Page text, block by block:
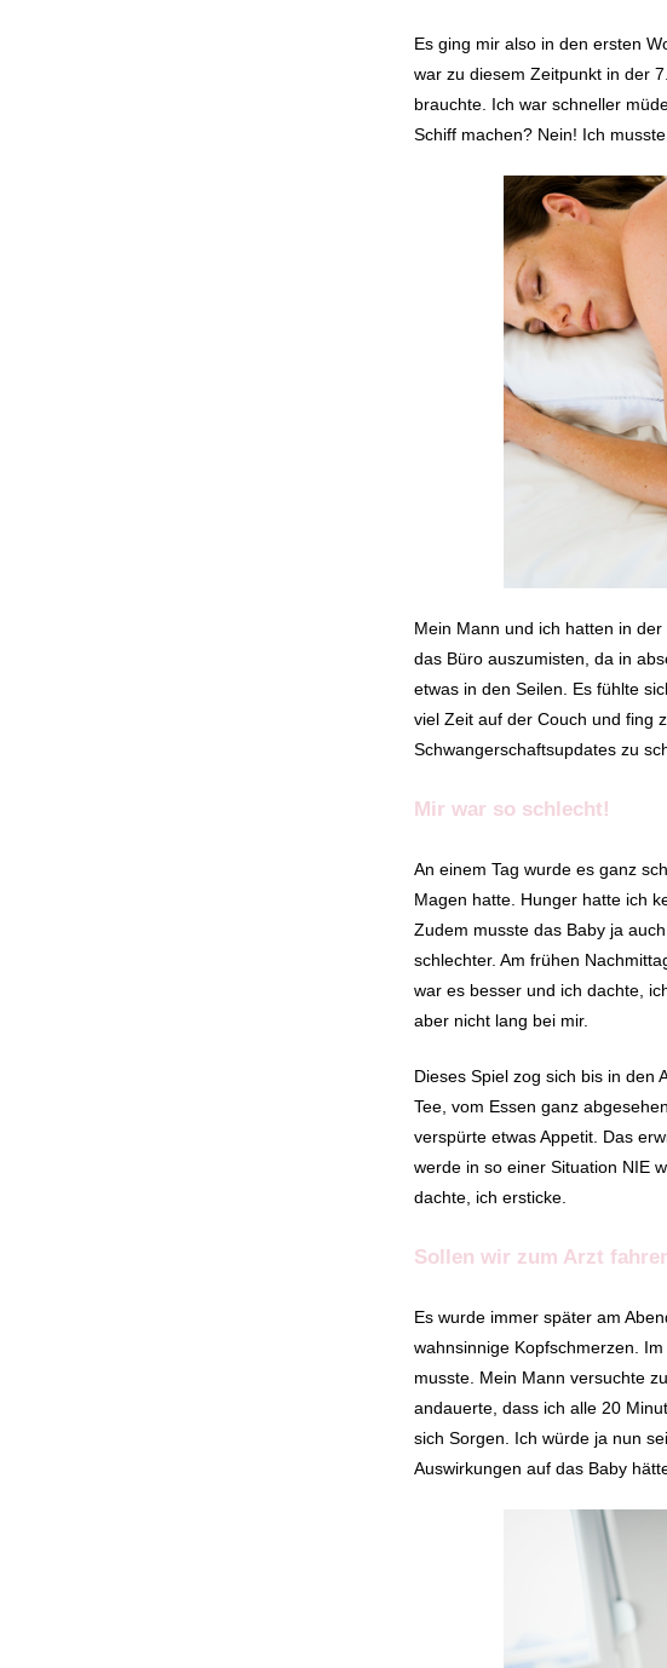
Es ging mir also in den ersten
war zu diesem Zeitpunkt in der
brauchte. Ich war schneller
Schiff machen? Nein! Ich
Mein Mann und ich hatten in
das Büro auszumisten, da in
etwas in den Seilen. Es fühlte
viel Zeit auf der Couch und fing
Schwangerschaftsupdates zu
Mir war so schlecht!
An einem Tag wurde es ganz
Magen hatte. Hunger hatte ich
Zudem musste das Baby ja
schlechter. Am frühen
war es besser und ich dachte,
aber nicht lang bei mir.
Dieses Spiel zog sich bis in den
Tee, vom Essen ganz
verspürte etwas Appetit. Das
werde in so einer Situation NIE
dachte, ich ersticke.
Sollen wir zum Arzt
Es wurde immer später am
wahnsinnige Kopfschmerzen.
musste. Mein Mann versuchte
andauerte, dass ich alle 20
sich Sorgen. Ich würde ja nun
Auswirkungen auf das Baby